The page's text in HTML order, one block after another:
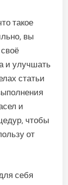
такое
вы
и улучшать
статьи
и
чтобы
от
себя